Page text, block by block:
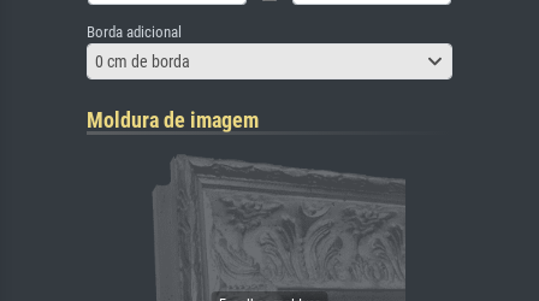
Borda adicional
0 cm de borda
Moldura de imagem